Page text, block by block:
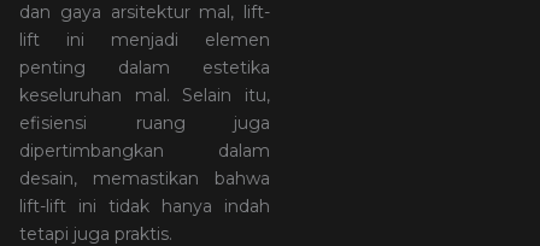
dan gaya arsitektur mal, lift-
lift ini menjadi elemen
penting dalam estetika
keseluruhan mal. Selain itu,
efisiensi ruang juga
dipertimbangkan dalam
desain, memastikan bahwa
lift-lift ini tidak hanya indah
tetapi juga praktis.